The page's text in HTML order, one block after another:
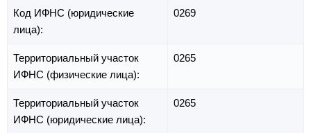
Код ИФНС (юридические
лица):
0269
Территориальный участок
ИФНС (физические лица):
0265
Территориальный участок
ИФНС (юридические лица):
0265